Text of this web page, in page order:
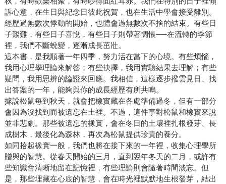
訴心意，在生日與紀念日彼此祝賀，也在生活中學會接受離別。
經歷過無數次悸動的開始，也體會過無數次不捨的結束。有些日
子艱難，有些日子喜悅，有些日子則帶著惆悵──在流轉的季節
裡，我們不斷蛻變，逐漸成長茁壯。
這本書，是我順著一年四季，努力活在當下的心境。有些煩惱，
我用心理學理論來解答；有些抉擇，我用實驗結果去理解；有些
疑問，我用思辨的論證來回應。我相信，這樣逐步撥雲見日、找
出答案的一年，能夠與你的成長經歷有所共鳴。
據說松鼠每到秋天，就會把橡實藏在各處準備過冬，但有一部分
會因為沒找到而被遺忘在土裡。不過，這件事對松鼠和橡實來說
並非悲劇。那些被遺忘的橡實，會在冬日的土壤裡扎根發芽、長
成樹木，最後化為森林，再次為松鼠提供珍貴的養分。
如同拾起橡實一般，我們也將在接下來的一年裡，收集心理學所
贈與的智慧。從春天開始的三月，直到翌年冬天的二月，或許有
些知識會清晰地留在記憶裡，有些理論則會隨著時間淡忘。但
是，那些埋藏在心底的智慧，會在時光裡默默地生根發芽，結出